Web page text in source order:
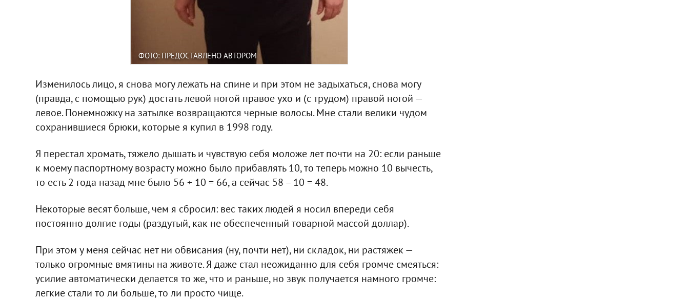
ФОТО: ПРЕДОСТАВЛЕНО АВТОРОМ
Изменилось лицо, я снова могу лежать на спине и при этом не задыхаться, снова могу
(правда, с помощью рук) достать левой ногой правое ухо и (с трудом) правой ногой —
левое. Понемножку на затылке возвращаются черные волосы. Мне стали велики чудом
сохранившиеся брюки, которые я купил в 1998 году.
Я перестал хромать, тяжело дышать и чувствую себя моложе лет почти на 20: если раньше
к моему паспортному возрасту можно было прибавлять 10, то теперь можно 10 вычесть,
то есть 2 года назад мне было 56 + 10 = 66, а сейчас 58 – 10 = 48.
Некоторые весят больше, чем я сбросил: вес таких людей я носил впереди себя
постоянно долгие годы (раздутый, как не обеспеченный товарной массой доллар).
При этом у меня сейчас нет ни обвисания (ну, почти нет), ни складок, ни растяжек —
только огромные вмятины на животе. Я даже стал неожиданно для себя громче смеяться:
усилие автоматически делается то же, что и раньше, но звук получается намного громче:
легкие стали то ли больше, то ли просто чище.